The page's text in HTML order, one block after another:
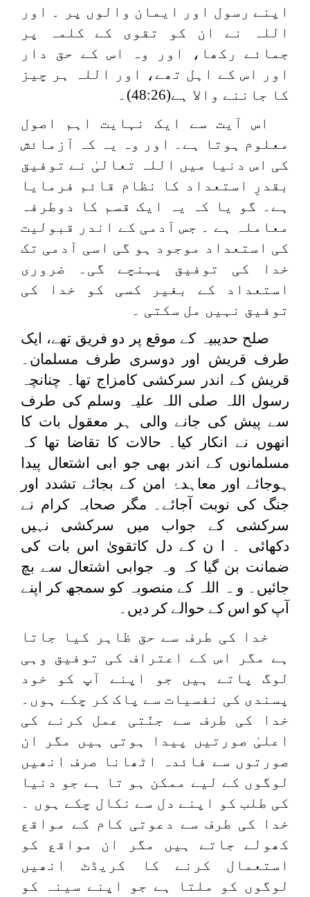
اپنے رسول اور ایمان والوں پر ۔ اور
اللہ نے ان کو تقوی کے کلمہ پر
جمائے رکھا، اور وہ اس کے حق دار
اور اس کے اہل تھے، اور اللہ ہر چیز
کا جاننے والا ہے(48:26)۔
اس آیت سے ایک نہایت اہم اصول
معلوم ہوتا ہے۔ اور وہ یہ کہ آزمائش
کی اس دنیا میں اللہ تعالیٰ نے توفیق
بقدرِ استعداد کا نظام قائم فرمایا
ہے۔ گو یا کہ یہ ایک قسم کا دوطرفہ
معاملہ ہے ۔ جس آدمی کے اندر قبولیت
کی استعداد موجود ہو گی اسی آدمی تک
خدا کی توفیق پہنچے گی۔ ضروری
استعداد کے بغیر کسی کو خدا کی
توفیق نہیں مل سکتی ۔
صلح حدیبیہ کے موقع پر دو فریق تھے، ایک
طرف قریش اور دوسری طرف مسلمان۔
قریش کے اندر سرکشی کامزاج تھا۔ چنانچہ
رسول اللہ صلی اللہ علیہ وسلم کی طرف
سے پیش کی جانے والی ہر معقول بات کا
انھوں نے انکار کیا۔ حالات کا تقاضا تھا کہ
مسلمانوں کے اندر بھی جو ابی اشتعال پیدا
ہوجائے اور معاہدۂ امن کے بجائے تشدد اور
جنگ کی نوبت آجائے۔ مگر صحابہ کرام نے
سرکشی کے جواب میں سرکشی نہیں
دکھائی ۔ ا ن کے دل کاتقویٰ اس بات کی
ضمانت بن گیا کہ وہ جوابی اشتعال سے بچ
جائیں۔ و ہ اللہ کے منصوبہ کو سمجھ کر اپنے
آپ کو اس کے حوالے کر دیں۔
خدا کی طرف سے حق ظاہر کیا جاتا
ہے مگر اس کے اعتراف کی توفیق وہی
لوگ پاتے ہیں جو اپنے آپ کو خود
پسندی کی نفسیات سے پاک کر چکے ہوں۔
خدا کی طرف سے جنّتی عمل کرنے کی
اعلیٰ صورتیں پیدا ہوتی ہیں مگر ان
صورتوں سے فائدہ اٹھانا صرف انھیں
لوگوں کے لیے ممکن ہو تا ہے جو دنیا
کی طلب کو اپنے دل سے نکال چکے ہوں ۔
خدا کی طرف سے دعوتی کام کے مواقع
کھولے جاتے ہیں مگر ان مواقع کو
استعمال کرنے کا کریڈٹ انھیں
لوگوں کو ملتا ہے جو اپنے سینہ کو